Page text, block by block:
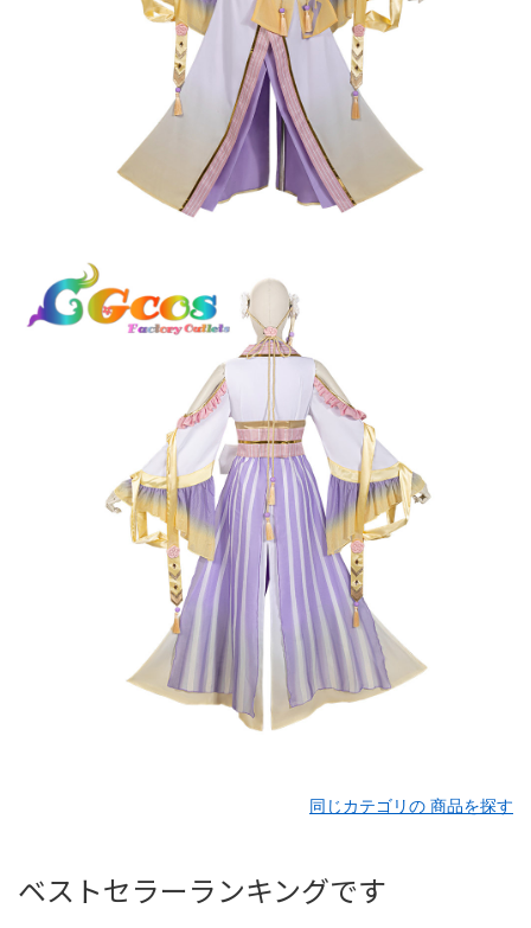
同じカテゴリの 商品を探す
ベストセラーランキングです